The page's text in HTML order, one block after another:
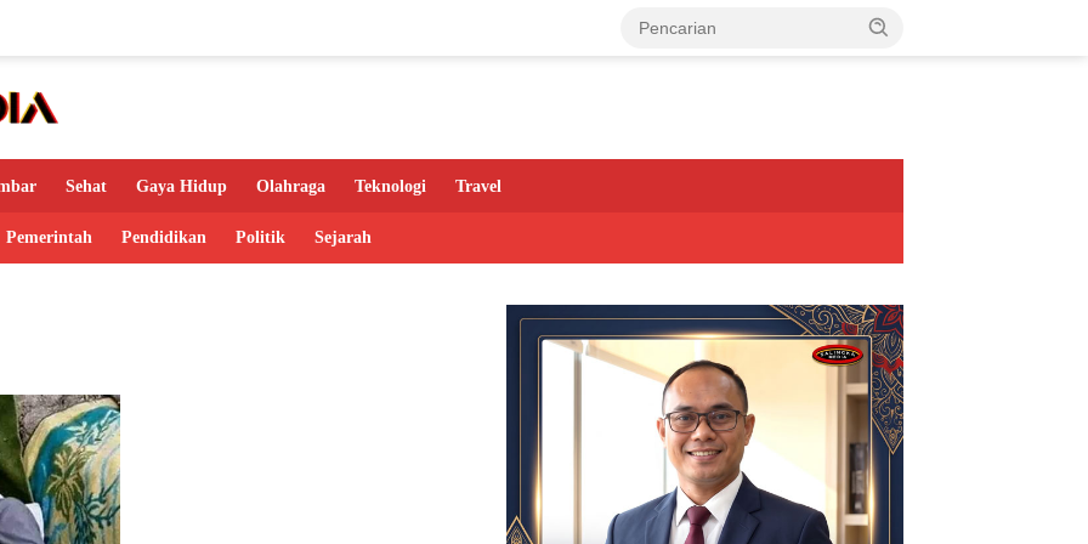
Sehat Gaya Hidup Olahraga Teknologi Travel
Pemerintah Pendidikan Politik Sejarah